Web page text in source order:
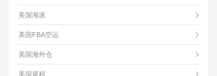
美国海派
美国FBA空运
美国海外仓
美国尾程